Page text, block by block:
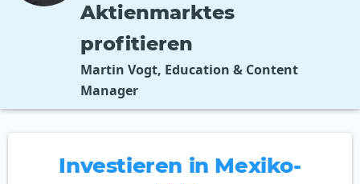
Aktienmarktes
profitieren
Martin Vogt, Education & Content
Manager
Investieren in Mexiko-